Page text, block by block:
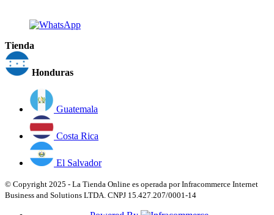
Tienda
Honduras
Guatemala
Costa Rica
El Salvador
© Copyright 2025 - La Tienda Online es operada por Infracommerce Internet
Business and Solutions LTDA. CNPJ 15.427.207/0001-14